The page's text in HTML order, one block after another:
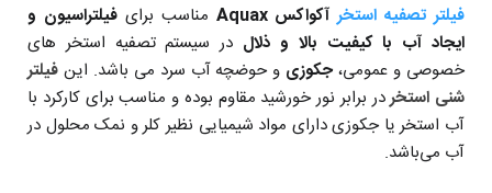
فیلتر تصفیه استخرآکواکس Aquax مناسب برایفیلتراسیون و
ایجاد آب با کیفیت بالا و ذلال در سیستم تصفیه استخر های
خصوصی و عمومی، جکوزی و حوضچه آب سرد می باشد. این فیلتر
شنی استخردر برابر نور خورشید مقاوم بوده و مناسب برای کارکرد با
آب استخر یا جکوزی دارای مواد شیمیایی نظیر کلر و نمک محلول در
آب می‌باشد.